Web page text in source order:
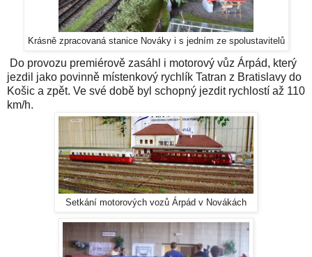
Krásně zpracovaná stanice Nováky i s jedním ze spolustavitelů
Do provozu premiérově zasáhl i motorový vůz Árpád, který
jezdil jako povinně místenkový rychlík Tatran z Bratislavy do
Košic a zpět. Ve své době byl schopný jezdit rychlostí až 110
km/h.
Setkání motorových vozů Árpád v Novákách